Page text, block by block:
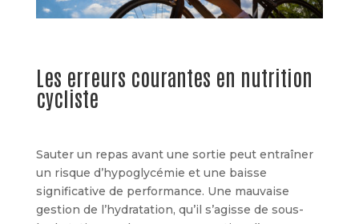
Les erreurs courantes en nutrition
cycliste
Sauter un repas avant une sortie peut entraîner
un risque d’hypoglycémie et une baisse
significative de performance. Une mauvaise
gestion de l’hydratation, qu’il s’agisse de sous-